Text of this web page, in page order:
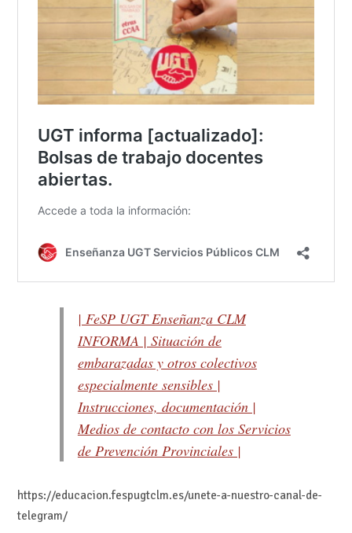
| FeSP UGT Enseñanza CLM
INFORMA | Situación de
embarazadas y otros colectivos
especialmente sensibles |
Instrucciones, documentación |
Medios de contacto con los Servicios
de Prevención Provinciales |
https://educacion.fespugtclm.es/unete-a-nuestro-canal-de-
telegram/